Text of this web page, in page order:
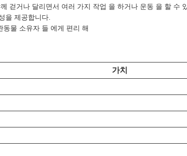
걷거나 달리면서 여러 가지 작업 을 하거나 운동 을 할 수
을 제공합니다.
물 소유자 들 에게 편리 해
가치